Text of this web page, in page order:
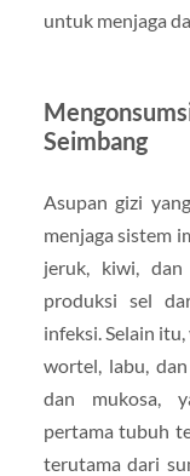
untuk menjaga
Seimbang
Asupan gizi
menjaga sistem
jeruk, kiwi, dan
produksi sel
infeksi. Selain
wortel, labu,
dan mukosa,
pertama tubuh
terutama dari